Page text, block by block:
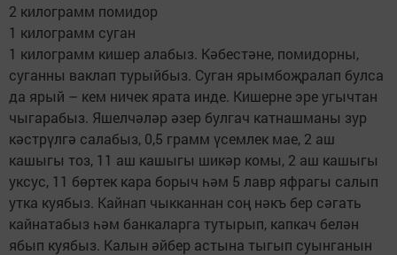
2 килограмм помидор
1 килограмм суган
1 килограмм кишер алабыз. Кәбестәне, помидорны,
суганны ваклап турыйбыз. Суган ярымбоҗралап булса
да ярый – кем ничек ярата инде. Кишерне эре угычтан
чыгарабыз. Яшелчәләр әзер булгач катнашманы зур
кәстрүлгә салабыз, 0,5 грамм үсемлек мае, 2 аш
кашыгы тоз, 11 аш кашыгы шикәр комы, 2 аш кашыгы
уксус, 11 бөртек кара борыч һәм 5 лавр яфрагы салып
утка куябыз. Кайнап чыкканнан соң нәкъ бер сәгать
кайнатабыз һәм банкаларга тутырып, капкач белән
ябып куябыз. Калын әйбер астына тыгып суынганын